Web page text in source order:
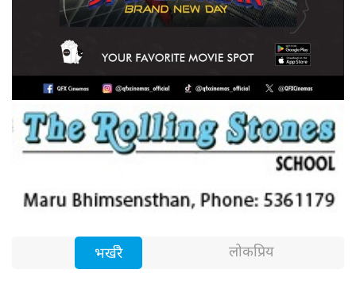
भर्खरै लोकप्रिय